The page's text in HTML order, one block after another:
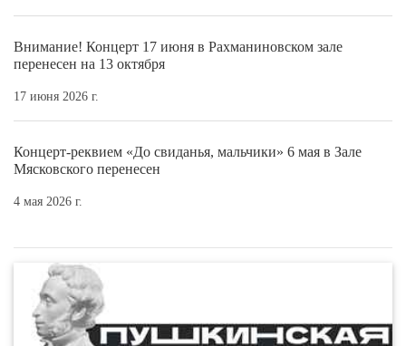
Внимание! Концерт 17 июня в Рахманиновском зале
перенесен на 13 октября
17 июня 2026 г.
Концерт-реквием «До свиданья, мальчики» 6 мая в Зале
Мясковского перенесен
4 мая 2026 г.